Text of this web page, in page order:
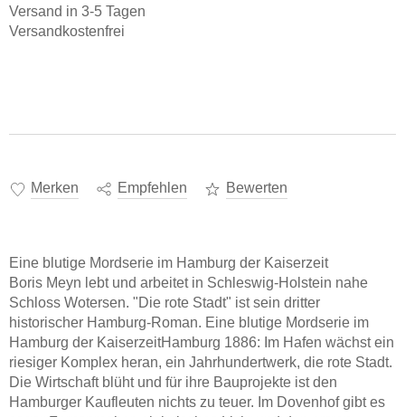
Versand in 3-5 Tagen
Versandkostenfrei
Merken Empfehlen Bewerten
Eine blutige Mordserie im Hamburg der Kaiserzeit
Boris Meyn lebt und arbeitet in Schleswig-Holstein nahe
Schloss Wotersen. "Die rote Stadt" ist sein dritter
historischer Hamburg-Roman. Eine blutige Mordserie im
Hamburg der KaiserzeitHamburg 1886: Im Hafen wächst ein
riesiger Komplex heran, ein Jahrhundertwerk, die rote Stadt.
Die Wirtschaft blüht und für ihre Bauprojekte ist den
Hamburger Kaufleuten nichts zu teuer. Im Dovenhof gibt es